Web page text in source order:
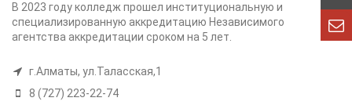
В 2023 году колледж прошел институциональную и
специализированную аккредитацию Независимого
агентства аккредитации сроком на 5 лет.
г.Алматы, ул.Таласская,1
8 (727) 223-22-74